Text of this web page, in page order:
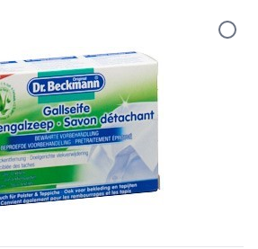
In den Warenkorb